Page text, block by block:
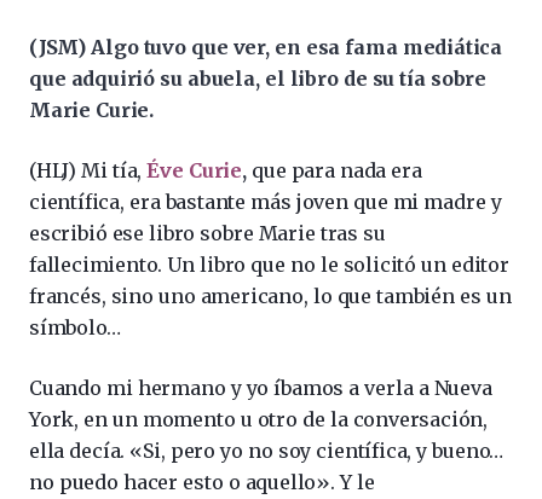
(JSM) Algo tuvo que ver, en esa fama mediática
que adquirió su abuela, el libro de su tía sobre
Marie Curie.
(HLJ) Mi tía,Éve Curie, que para nada era
científica, era bastante más joven que mi madre y
escribió ese libro sobre Marie tras su
fallecimiento. Un libro que no le solicitó un editor
francés, sino uno americano, lo que también es un
símbolo…
Cuando mi hermano y yo íbamos a verla a Nueva
York, en un momento u otro de la conversación,
ella decía. «Si, pero yo no soy científica, y bueno…
no puedo hacer esto o aquello». Y le